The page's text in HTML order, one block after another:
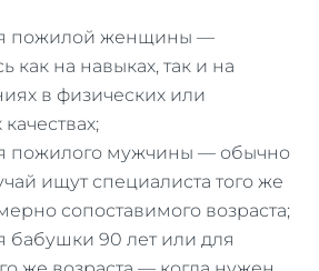
пожилой женщины —
как на навыках, так и на
в физических или
пожилого мужчины — обычно
ищут специалиста того же
сопоставимого возраста;
бабушки 90 лет или для